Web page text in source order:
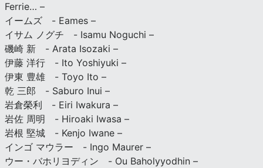
Ferrie… –
イームズ - Eames –
イサム ノグチ - Isamu Noguchi –
磯崎 新 - Arata Isozaki –
伊藤 洋行 - Ito Yoshiyuki –
伊東 豊雄 - Toyo Ito –
乾 三郎 - Saburo Inui –
岩倉榮利 - Eiri Iwakura –
岩佐 周明 - Hiroaki Iwasa –
岩根 堅城 - Kenjo Iwane –
インゴ マウラー - Ingo Maurer –
ウー・バホリヨディン - Ou Baholyyodhin –